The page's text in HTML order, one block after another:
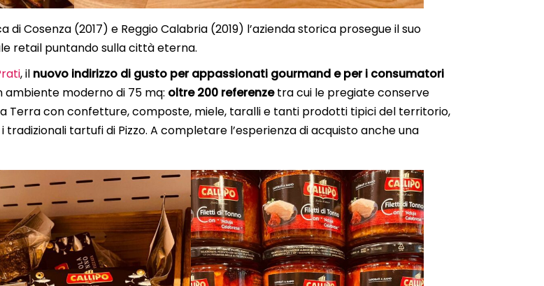
Cosenza (2017) e Reggio Calabria (2019) l’azienda storica prosegue il suo
retail puntando sulla città eterna.
, il nuovo indirizzo di gusto per appassionati gourmand e per i consumatori
ambiente moderno di 75 mq: oltre 200 referenzetra cui le pregiate conserve
Terra con confetture, composte, miele, taralli e tanti prodotti tipici del territorio,
tartufi di Pizzo. A completare l’esperienza di acquisto anche una